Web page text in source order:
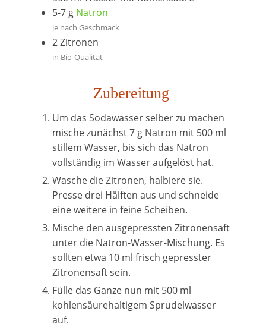
5-7 g Natron
je nach Geschmack
2Zitronen
in Bio-Qualität
Zubereitung
Um das Sodawasser selber zu machen
mische zunächst 7 g Natron mit 500 ml
stillem Wasser, bis sich das Natron
vollständig im Wasser aufgelöst hat.
Wasche die Zitronen, halbiere sie.
Presse drei Hälften aus und schneide
eine weitere in feine Scheiben.
Mische den ausgepressten Zitronensaft
unter die Natron-Wasser-Mischung. Es
sollten etwa 10 ml frisch gepresster
Zitronensaft sein.
Fülle das Ganze nun mit 500 ml
kohlensäurehaltigem Sprudelwasser
auf.